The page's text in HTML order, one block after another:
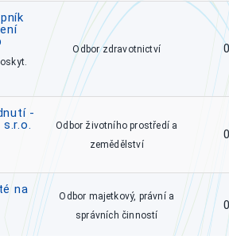
Odbor zdravotnictví
-
Odbor životního prostředí a
zemědělství
na
Odbor majetkový, právní a
správních činností